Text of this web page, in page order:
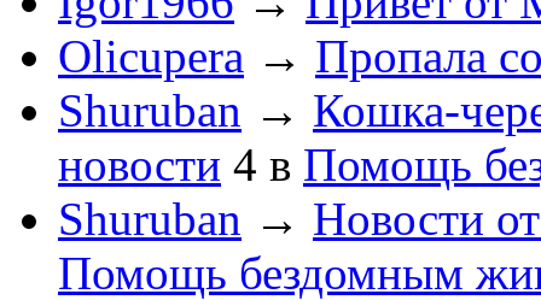
Olicupera → Пропала
Shuruban → Кошка-
новости 4 в Помощь
Shuruban → Новости
Помощь бездомным